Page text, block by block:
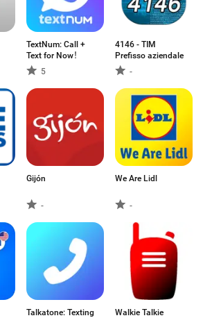
TextNum: Call +
Text for Now！
5
4146 - TIM
Prefisso aziendale
-
Gijón
-
We Are Lidl
-
Talkatone: Texting
Walkie Talkie